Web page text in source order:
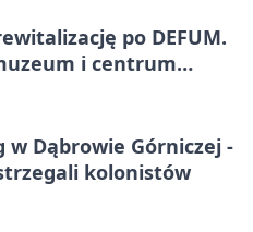
po DEFUM.
i centrum
w Dąbrowie Górniczej -
kolonistów